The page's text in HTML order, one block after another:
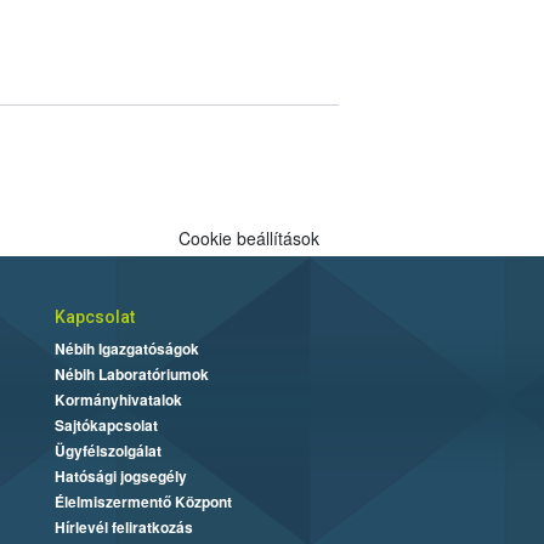
Cookie beállítások
Kapcsolat
Nébih Igazgatóságok
Nébih Laboratóriumok
Kormányhivatalok
Sajtókapcsolat
Ügyfélszolgálat
Hatósági jogsegély
Élelmiszermentő Központ
Hírlevél feliratkozás